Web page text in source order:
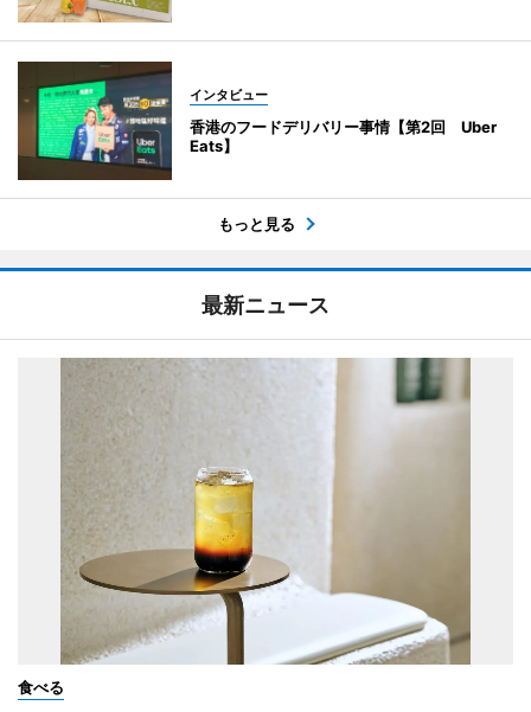
インタビュー
香港のフードデリバリー事情【第2回 Uber
Eats】
もっと見る
最新ニュース
食べる